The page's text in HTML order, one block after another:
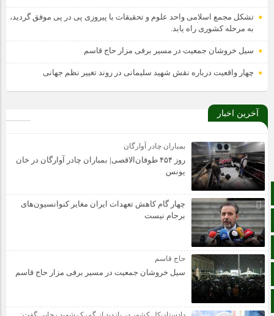
صفحه نخست
آپارات
اینستاگرام
اطلاعات سایت
زبان انگلیسی
تشکل مجمع اسلامی واحد علوم و تحقیقات با پیروزی پی در پی موفق گردید،
به مرحله کشوری راه یابد.
سیل خروشان جمعیت در مسیر برفی مزار حاج قاسم
چهار واقعیت درباره نقش شهید سلیمانی در روند تغییر نظم جهانی
آخرین اخبار
بمباران چادر آوارگان
روز ۴۵۴ طوفان‌الاقصی| بمباران چادر آوارگان در خان
یونس
چهار گام کاهش تعهدات ایران مغایر کنوانسیون‌های
برجام نیست
حاج قاسم
سیل خروشان جمعیت در مسیر برفی مزار حاج قاسم